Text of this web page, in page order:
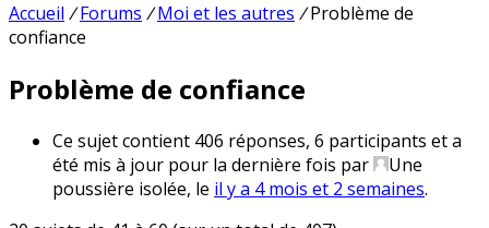
Accueil / Forums / Moi et les autres / Problème de
confiance
Problème de confiance
Ce sujet contient 406 réponses, 6 participants et a
été mis à jour pour la dernière fois par
Une
poussière isolée, le il y a 4 mois et 2 semaines.